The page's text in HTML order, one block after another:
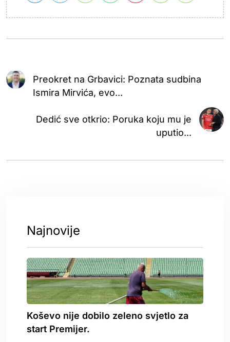
Preokret na Grbavici: Poznata sudbina
Ismira Mirvića, evo...
Dedić sve otkrio: Poruka koju mu je
uputio...
Najnovije
Koševo nije dobilo zeleno svjetlo za
start Premijer.